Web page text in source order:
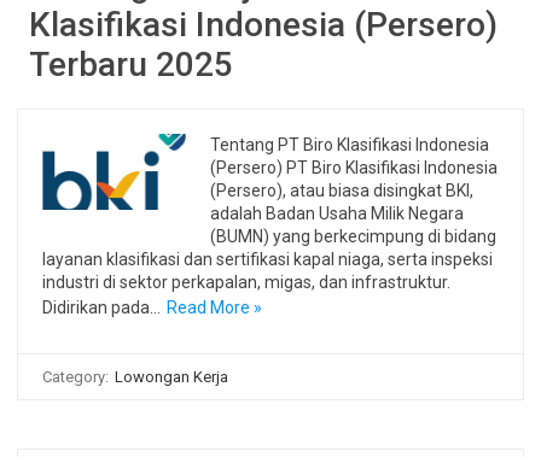
Klasifikasi Indonesia (Persero)
Terbaru 2025
Tentang PT Biro Klasifikasi Indonesia
(Persero) PT Biro Klasifikasi Indonesia
(Persero), atau biasa disingkat BKI,
adalah Badan Usaha Milik Negara
(BUMN) yang berkecimpung di bidang
layanan klasifikasi dan sertifikasi kapal niaga, serta inspeksi
industri di sektor perkapalan, migas, dan infrastruktur.
Didirikan pada…
Read More »
Category: Lowongan Kerja